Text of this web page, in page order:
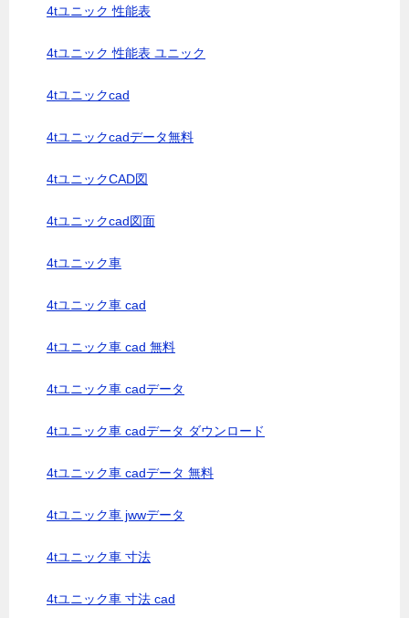
4tユニック 性能表
4tユニック 性能表 ユニック
4tユニックcad
4tユニックcadデータ無料
4tユニックCAD図
4tユニックcad図面
4tユニック車
4tユニック車 cad
4tユニック車 cad 無料
4tユニック車 cadデータ
4tユニック車 cadデータ ダウンロード
4tユニック車 cadデータ 無料
4tユニック車 jwwデータ
4tユニック車 寸法
4tユニック車 寸法 cad